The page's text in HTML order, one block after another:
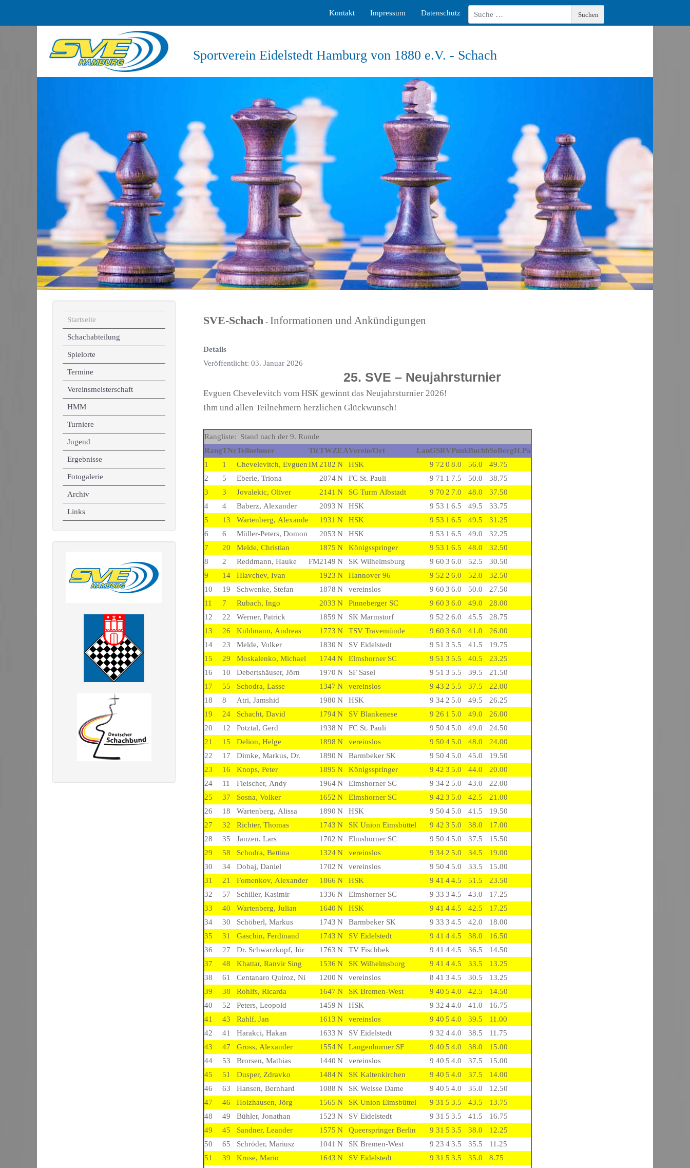
Kontakt Impressum Datenschutz Suchen
Sportverein Eidelstedt Hamburg von 1880 e.V. - Schach
Startseite
Schachabteilung
Spielorte
Termine
Vereinsmeisterschaft
HMM
Turniere
Jugend
Ergebnisse
Fotogalerie
Archiv
Links
SVE-Schach - Informationen und Ankündigungen
Details
Veröffentlicht: 03. Januar 2026
25. SVE – Neujahrsturnier
Evguen Chevelevitch vom HSK gewinnt das Neujahrsturnier 2026!
Ihm und allen Teilnehmern herzlichen Glückwunsch!
Rangliste: Stand nach der 9. Runde
RangTNrTeilnehmer TitTWZEAVerein/Ort LanGSRVPunkBuchhSoBergH.Pa
1
1 Chevelevitch, EvguenIM2182 N HSK 9 72 0 8.0 56.0
49.75
2
5 Eberle, Triona 2074N FC St. Pauli 9 71 1 7.5 50.0
38.75
3
3 Jovalekic, Oliver 2141 N SG Turm Albstadt 9 70 2 7.0 48.0
37.50
4
4 Baberz, Alexander 2093 N HSK 9 53 1 6.5 49.5
33.75
5
13 Wartenberg, Alexande 1931 N HSK 9 53 1 6.5 49.5
31.25
6
6 Müller-Peters, Domon 2053 N HSK 9 53 1 6.5 49.0
32.25
7
20 Melde, Christian 1875 N Königsspringer 9 53 1 6.5 48.0
32.50
8
2 Reddmann, Hauke FM2149 N SK Wilhelmsburg 9 60 3 6.0 52.5
30.50
9
14 Hlavchev, Ivan 1923 N Hannover 96 9 52 2 6.0 52.0
32.50
10
19 Schwenke, Stefan 1878 N vereinslos 9 60 3 6.0 50.0
27.50
11
7 Rubach, Ingo 2033 N Pinneberger SC 9 60 3 6.0 49.0
28.00
12
22 Werner, Patrick 1859 N SK Marmstorf 9 52 2 6.0 45.5
28.75
13
26 Kuhlmann, Andreas 1773 N TSV Travemünde 9 60 3 6.0 41.0
26.00
14
23 Melde, Volker 1830 N SV Eidelstedt 9 51 3 5.5 41.5
19.75
15
29 Moskalenko, Michael 1744N Elmshorner SC 9 51 3 5.5 40.5
23.25
16
10 Debertshäuser, Jörn 1970 N SF Sasel 9 51 3 5.5 39.5
21.50
17
55 Schodra, Lasse 1347 N vereinslos 9 43 2 5.5 37.5
22.00
18
8 Atri, Jamshid 1980 N HSK 9 342 5.0 49.5
26.25
19
24 Schacht, David 1794N SV Blankenese 9 26 1 5.0 49.0
26.00
20
12 Potztal, Gerd 1938 N FC St. Pauli 9 50 4 5.0 49.0
24.50
21
15 Delion, Helge 1898 N vereinslos 9 50 4 5.0 48.0
24.00
22
17 Dimke, Markus, Dr. 1890 N Barmbeker SK 9 50 4 5.0 45.0
19.50
23
16 Knops, Peter 1895 N Königsspringer 9 42 3 5.0 44.0
20.00
24
11 Fleischer, Andy 1964N Elmshorner SC 9 342 5.0 43.0
22.00
25
37 Sosna, Volker 1652 N Elmshorner SC 9 42 3 5.0 42.5
21.00
26
18 Wartenberg, Alissa 1890 N HSK 9 50 4 5.0 41.5
19.50
27
32 Richter, Thomas 1743 N SK Union Eimsbüttel 9 42 3 5.0 38.0
17.00
28
35 Janzen. Lars 1702 N Elmshorner SC 9 50 4 5.0 37.5
15.50
29
58 Schodra, Bettina 1324N vereinslos 9 342 5.0 34.5
19.00
30
34 Dobaj, Daniel 1702 N vereinslos 9 50 4 5.0 33.5
15.00
31
21 Fomenkov, Alexander 1866 N HSK 9 41 44.5 51.5
23.50
32
57 Schiller, Kasimir 1336 N Elmshorner SC 9 33 3 4.5 43.0
17.25
33
40 Wartenberg, Julian 1640 N HSK 9 41 44.5 42.5
17.25
34
30 Schöberl, Markus 1743 N Barmbeker SK 9 33 3 4.5 42.0
18.00
35
31 Gaschin, Ferdinand 1743 N SV Eidelstedt 9 41 44.5 38.0
16.50
36
27 Dr. Schwarzkopf, Jör 1763 N TV Fischbek 9 41 44.5 36.5
14.50
37
48 Khattar, Ranvir Sing 1536 N SK Wilhelmsburg 9 41 44.5 33.5
13.25
38
61 Centanaro Quiroz, Ni 1200 N vereinslos 8 41 3 4.5 30.5
13.25
39
38 Rohlfs, Ricarda 1647 N SK Bremen-West 9 40 5 4.0 42.5
14.50
40
52 Peters, Leopold 1459 N HSK 9 32 44.0 41.0
16.75
41
43 Rahlf, Jan 1613 N vereinslos 9 40 5 4.0 39.5
11.00
42
41 Harakci, Hakan 1633 N SV Eidelstedt 9 32 44.0 38.5
11.75
43
47 Gross, Alexander 1554N Langenhorner SF 9 40 5 4.0 38.0
15.00
44
53 Brorsen, Mathias 1440 N vereinslos 9 40 5 4.0 37.5
15.00
45
51 Dusper, Zdravko 1484N SK Kaltenkirchen 9 40 5 4.0 37.5
14.00
46
63 Hansen, Bernhard 1088 N SK Weisse Dame 9 40 5 4.0 35.0
12.50
47
46 Holzhausen, Jörg 1565 N SK Union Eimsbüttel 9 31 5 3.5 43.5
13.75
48
49 Bühler, Jonathan 1523 N SV Eidelstedt 9 31 5 3.5 41.5
16.75
49
45 Sandner, Leander 1575 N Queerspringer Berlin 9 31 5 3.5 38.0
12.25
50
65 Schröder, Mariusz 1041 N SK Bremen-West 9 23 43.5 35.5
11.25
51
39 Kruse, Mario 1643 N SV Eidelstedt 9 31 5 3.5 35.0
8.75